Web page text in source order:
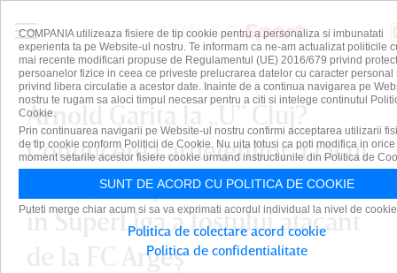
Arnold Garita la „U” Cluj?
Conducerea ardelenilor a făcut
anunţul cu privire la revenirea
în SuperLiga a fostului atacant
de la FC Argeş
COMPANIA utilizeaza fisiere de tip cookie pentru a personaliza si imbunatati
experienta ta pe Website-ul nostru. Te informam ca ne-am actualizat politicile
mai recente modificari propuse de Regulamentul (UE) 2016/679 privind
persoanelor fizice in ceea ce priveste prelucrarea datelor cu caracter personal
privind libera circulatie a acestor date. Inainte de a continua navigarea pe
nostru te rugam sa aloci timpul necesar pentru a citi si intelege continutul
Cookie.
Prin continuarea navigarii pe Website-ul nostru confirmi acceptarea utilizarii
de tip cookie conform Politicii de Cookie. Nu uita totusi ca poti modifica in orice
moment setarile acestor fisiere cookie urmand instructiunile din Politica de
SUNT DE ACORD CU POLITICA DE COOKIE
Puteti merge chiar acum si sa va exprimati acordul individual la nivel de
Politica de colectare acord cookie
Politica de confidentialitate